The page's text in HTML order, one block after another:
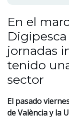
En el
jornadas
tenido
sector
El pasado
de València y la